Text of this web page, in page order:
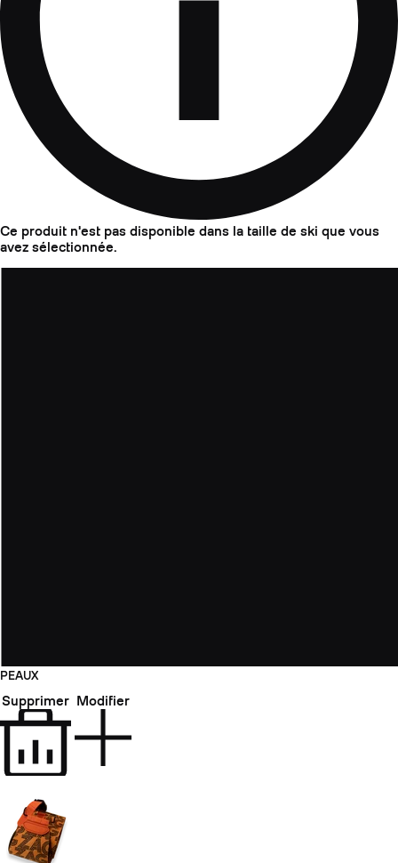
Ce produit n'est pas disponible dans la taille de ski que vous
avez sélectionnée.
PEAUX
Supprimer Modifier